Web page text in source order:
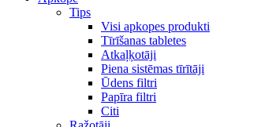
Tips
Visi apkopes produkti
Tīrīšanas tabletes
Atkaļķotāji
Piena sistēmas tīrītāji
Ūdens filtri
Papīra filtri
Citi